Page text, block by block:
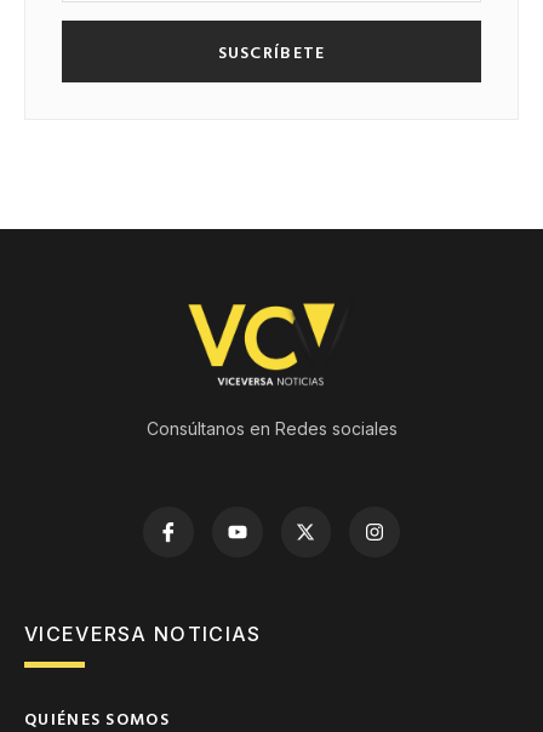
SUSCRÍBETE
Consúltanos en Redes sociales
VICEVERSA NOTICIAS
QUIÉNES SOMOS